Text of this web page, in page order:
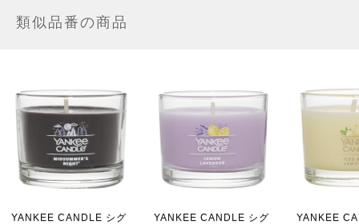
類似品番の商品
YANKEE CANDLE シグ
YANKEE CANDLE シグ
YANKEE